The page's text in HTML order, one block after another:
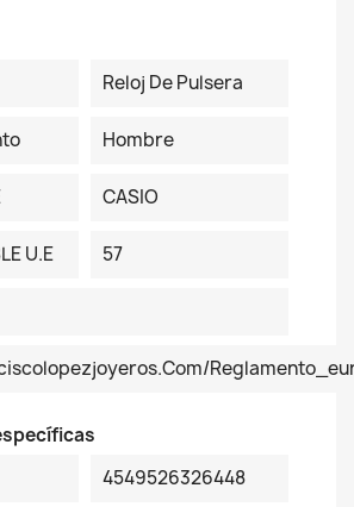
Reloj De Pulsera
Hombre
CASIO
U.E 57
4549526326448